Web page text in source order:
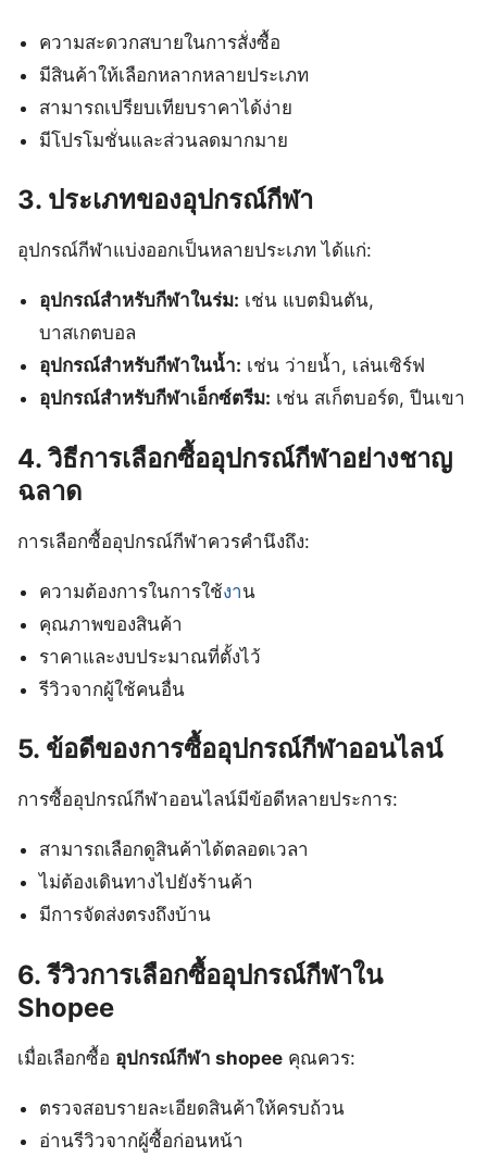
ความสะดวกสบายในการสั่งซื้อ
มีสินค้าให้เลือกหลากหลายประเภท
สามารถเปรียบเทียบราคาได้ง่าย
มีโปรโมชั่นและส่วนลดมากมาย
3. ประเภทของอุปกรณ์กีฬา
อุปกรณ์กีฬาแบ่งออกเป็นหลายประเภท ได้แก่:
อุปกรณ์สำหรับกีฬาในร่ม: เช่น แบตมินตัน,
บาสเกตบอล
อุปกรณ์สำหรับกีฬาในน้ำ: เช่น ว่ายน้ำ, เล่นเซิร์ฟ
อุปกรณ์สำหรับกีฬาเอ็กซ์ตรีม: เช่น สเก็ตบอร์ด, ปีนเขา
4. วิธีการเลือกซื้ออุปกรณ์กีฬาอย่างชาญ
ฉลาด
การเลือกซื้ออุปกรณ์กีฬาควรคำนึงถึง:
ความต้องการในการใช้งาน
คุณภาพของสินค้า
ราคาและงบประมาณที่ตั้งไว้
รีวิวจากผู้ใช้คนอื่น
5. ข้อดีของการซื้ออุปกรณ์กีฬาออนไลน์
การซื้ออุปกรณ์กีฬาออนไลน์มีข้อดีหลายประการ:
สามารถเลือกดูสินค้าได้ตลอดเวลา
ไม่ต้องเดินทางไปยังร้านค้า
มีการจัดส่งตรงถึงบ้าน
6. รีวิวการเลือกซื้ออุปกรณ์กีฬาใน
Shopee
เมื่อเลือกซื้อ อุปกรณ์กีฬา shopee คุณควร:
ตรวจสอบรายละเอียดสินค้าให้ครบถ้วน
อ่านรีวิวจากผู้ซื้อก่อนหน้า